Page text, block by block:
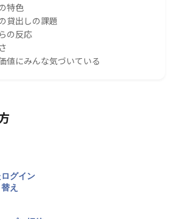
特色
貸出しの課題
の反応
値にみんな気づいている
グイン
え